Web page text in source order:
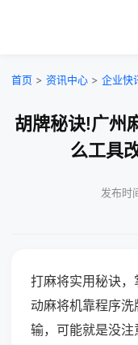
首页 > 资讯中心 > 企业快
胡牌秘诀!广州
么工具
发布时
打麻将实用秘诀
动麻将机靠程序
输，可能就是没注